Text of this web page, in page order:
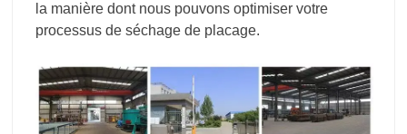
la manière dont nous pouvons optimiser votre
processus de séchage de placage.